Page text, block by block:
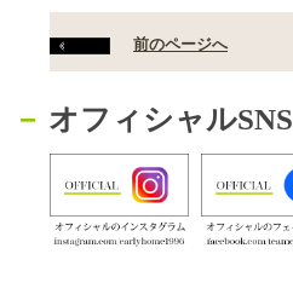
前のページへ
オフィシャルSNS